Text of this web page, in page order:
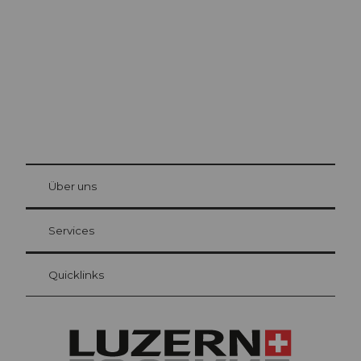
Gästekarte Luzern
Ihre Vorteile als Übernachtungsgast
at Bre
Über uns
Services
Quicklinks